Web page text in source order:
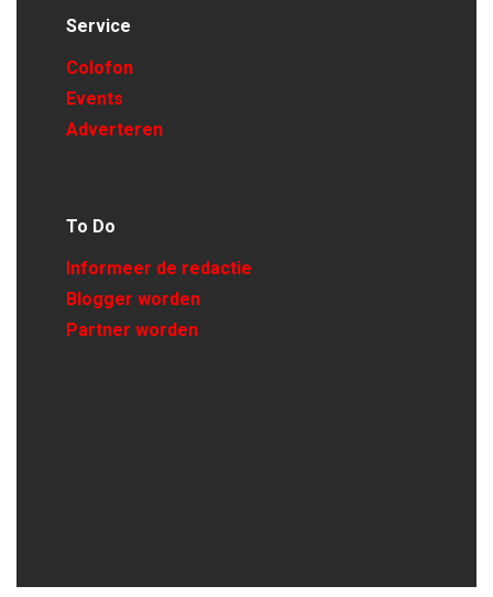
Service
Colofon
Events
Adverteren
To Do
Informeer de redactie
Blogger worden
Partner worden